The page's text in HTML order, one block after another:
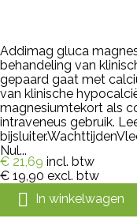
Addimag gluca
behandeling van
gepaard gaat met
van klinische
magnesiumtekort als
intraveneus gebruik.
Nul...
€ 21,69 incl. btw
€ 19,90 excl. btw
 In winkelwagen